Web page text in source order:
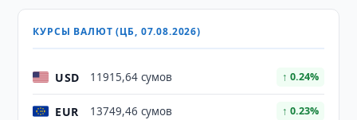
КУРСЫ ВАЛЮТ (ЦБ, 07.08.2026)
USD 11915,64 сумов ↑ 0.24%
EUR 13749,46 сумов ↑ 0.23%